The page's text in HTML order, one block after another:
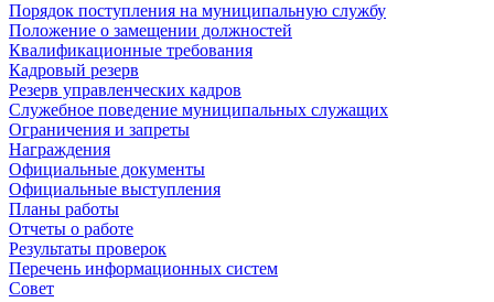
Порядок поступления на муниципальную службу
Положение о замещении должностей
Квалификационные требования
Кадровый резерв
Резерв управленческих кадров
Служебное поведение муниципальных служащих
Ограничения и запреты
Награждения
Официальные документы
Официальные выступления
Планы работы
Отчеты о работе
Результаты проверок
Перечень информационных систем
Совет